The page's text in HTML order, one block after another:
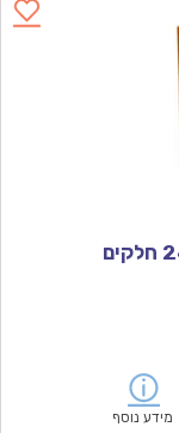
מידע נוסף